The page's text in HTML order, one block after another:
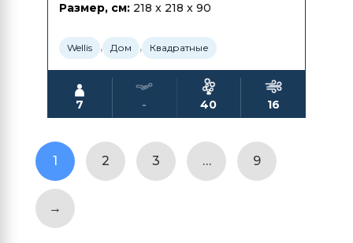
Размер, см: 218 x 218 x 90
Wellis , Дом , Квадратные
7 - 40 16
1 2 3 … 9
→